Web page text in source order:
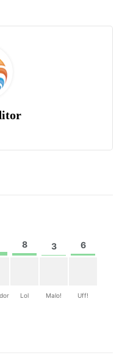
8
Lol
3
Malo!
6
Uff!